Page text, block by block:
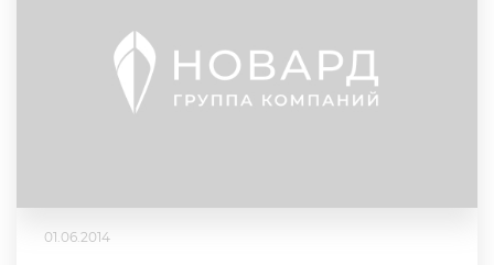
01.06.2014